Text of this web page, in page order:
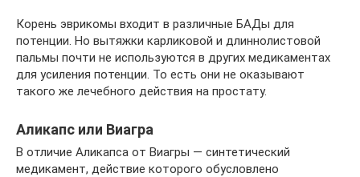
Корень эврикомы входит в различные БАДы для
потенции. Но вытяжки карликовой и длиннолистовой
пальмы почти не используются в других медикаментах
для усиления потенции. То есть они не оказывают
такого же лечебного действия на простату.
Аликапс или Виагра
В отличие Аликапса от Виагры — синтетический
медикамент, действие которого обусловлено